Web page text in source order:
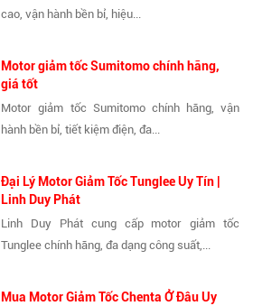
cao, vận hành bền bỉ, hiệu...
Motor giảm tốc Sumitomo chính hãng,
giá tốt
Motor giảm tốc Sumitomo chính hãng, vận
hành bền bỉ, tiết kiệm điện, đa...
Đại Lý Motor Giảm Tốc Tunglee Uy Tín |
Linh Duy Phát
Linh Duy Phát cung cấp motor giảm tốc
Tunglee chính hãng, đa dạng công suất,...
Mua Motor Giảm Tốc Chenta Ở Đâu Uy